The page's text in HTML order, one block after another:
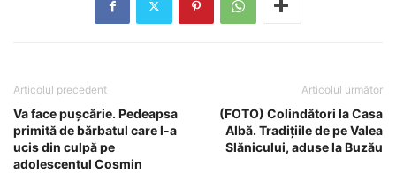
Articolul precedent
Va face pușcărie. Pedeapsa
primită de bărbatul care l-a
ucis din culpă pe
adolescentul Cosmin
Articolul următor
(FOTO) Colindători la Casa
Albă. Tradițiile de pe Valea
Slănicului, aduse la Buzău